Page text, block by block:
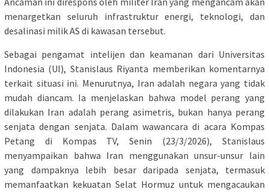
menargetkan seluruh infrastruktur energi, teknologi, dan
desalinasi milik AS di kawasan tersebut.
Sebagai pengamat intelijen dan keamanan dari Universitas
Indonesia (UI), Stanislaus Riyanta memberikan komentarnya
terkait situasi ini. Menurutnya, Iran adalah negara yang tidak
mudah diancam. Ia menjelaskan bahwa model perang yang
dilakukan Iran adalah perang asimetris, bukan hanya perang
senjata dengan senjata. Dalam wawancara di acara Kompas
Petang di Kompas TV, Senin (23/3/2026), Stanislaus
menyampaikan bahwa Iran menggunakan unsur-unsur lain
yang dampaknya lebih besar daripada senjata, termasuk
memanfaatkan kekuatan Selat Hormuz untuk mengacaukan